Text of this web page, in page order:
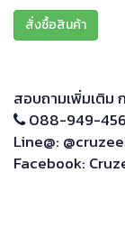
สั่งซื้อสินค้า
สอบถามเพิ่มเติม
088-949-
Line@:
Facebook: